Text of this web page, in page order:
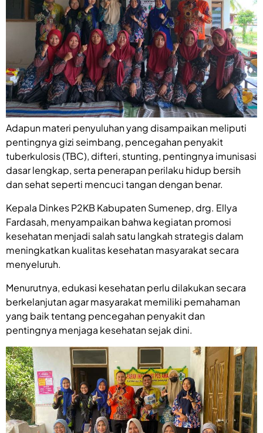
Adapun materi penyuluhan yang disampaikan meliputi
pentingnya gizi seimbang, pencegahan penyakit
tuberkulosis (TBC), difteri, stunting, pentingnya imunisasi
dasar lengkap, serta penerapan perilaku hidup bersih
dan sehat seperti mencuci tangan dengan benar.
Kepala Dinkes P2KB Kabupaten Sumenep, drg. Ellya
Fardasah, menyampaikan bahwa kegiatan promosi
kesehatan menjadi salah satu langkah strategis dalam
meningkatkan kualitas kesehatan masyarakat secara
menyeluruh.
Menurutnya, edukasi kesehatan perlu dilakukan secara
berkelanjutan agar masyarakat memiliki pemahaman
yang baik tentang pencegahan penyakit dan
pentingnya menjaga kesehatan sejak dini.